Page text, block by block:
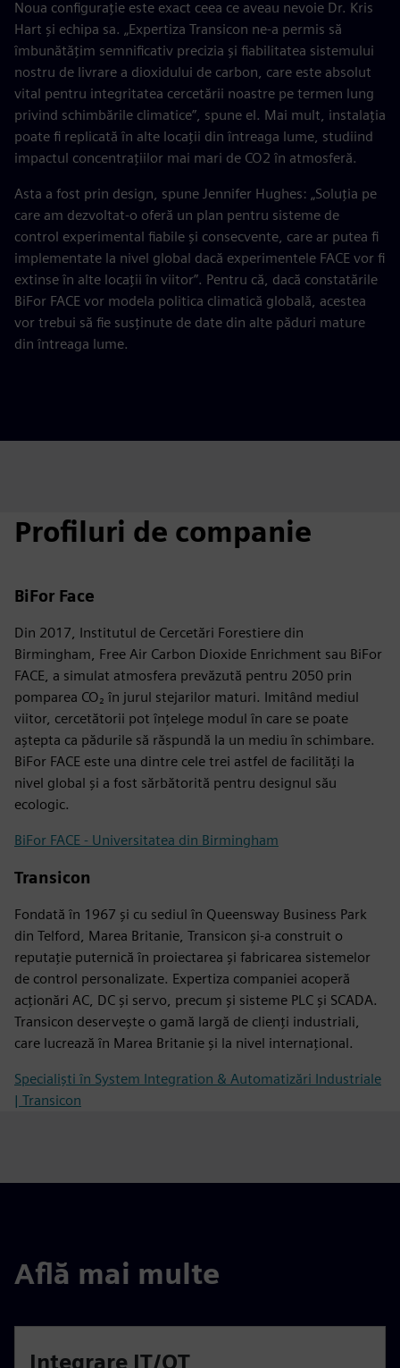
Noua configurație este exact ceea ce aveau nevoie Dr. Kris
Hart și echipa sa. „Expertiza Transicon ne-a permis să
îmbunătățim semnificativ precizia și fiabilitatea sistemului
nostru de livrare a dioxidului de carbon, care este absolut
vital pentru integritatea cercetării noastre pe termen lung
privind schimbările climatice”, spune el. Mai mult, instalația
poate fi replicată în alte locații din întreaga lume, studiind
impactul concentrațiilor mai mari de CO2 în atmosferă.
Asta a fost prin design, spune Jennifer Hughes: „Soluția pe
care am dezvoltat-o oferă un plan pentru sisteme de
control experimental fiabile și consecvente, care ar putea fi
implementate la nivel global dacă experimentele FACE vor fi
extinse în alte locații în viitor”. Pentru că, dacă constatările
BiFor FACE vor modela politica climatică globală, acestea
vor trebui să fie susținute de date din alte păduri mature
din întreaga lume.
Profiluri de companie
BiFor Face
Din 2017, Institutul de Cercetări Forestiere din
Birmingham, Free Air Carbon Dioxide Enrichment sau BiFor
FACE, a simulat atmosfera prevăzută pentru 2050 prin
pomparea CO₂ în jurul stejarilor maturi. Imitând mediul
viitor, cercetătorii pot înțelege modul în care se poate
aștepta ca pădurile să răspundă la un mediu în schimbare.
BiFor FACE este una dintre cele trei astfel de facilități la
nivel global și a fost sărbătorită pentru designul său
ecologic.
BiFor FACE - Universitatea din Birmingham
Transicon
Fondată în 1967 și cu sediul în Queensway Business Park
din Telford, Marea Britanie, Transicon și-a construit o
reputație puternică în proiectarea și fabricarea sistemelor
de control personalizate. Expertiza companiei acoperă
acționări AC, DC și servo, precum și sisteme PLC și SCADA.
Transicon deservește o gamă largă de clienți industriali,
care lucrează în Marea Britanie și la nivel internațional.
Specialiști în System Integration & Automatizări Industriale
| Transicon
Află mai multe
Integrare IT/OT